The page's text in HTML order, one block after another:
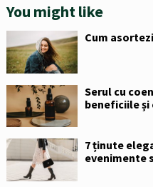
You might like
Cum
Serul cu
beneficiile
7 ținute
evenimente